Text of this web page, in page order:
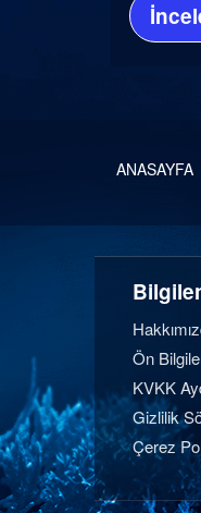
ANASAYFA
Ön
KVKK
Gizlilik
Çerez